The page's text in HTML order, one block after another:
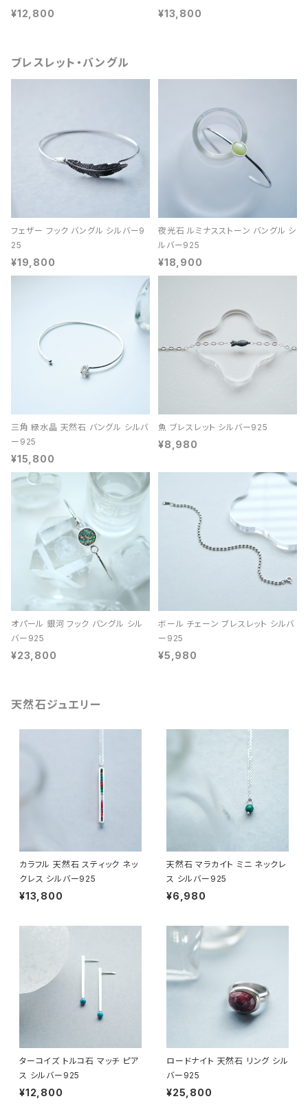
¥12,800 ¥13,800
ブレスレット・バングル
フェザー フック バングル シルバー9
25
¥19,800
夜光石 ルミナスストーン バングル シ
ルバー925
¥18,900
三角 緑水晶 天然石 バングル シルバ
ー925
¥15,800
魚 ブレスレット シルバー925
¥8,980
オパール 銀河 フック バングル シル
バー925
¥23,800
ボール チェーン ブレスレット シルバ
ー925
¥5,980
天然石ジュエリー
カラフル 天然石 スティック ネッ
クレス シルバー925
¥13,800
天然石 マラカイト ミニ ネックレ
ス シルバー925
¥6,980
ターコイズ トルコ石 マッチ ピア
ス シルバー925
¥12,800
ロードナイト 天然石 リング シル
バー925
¥25,800